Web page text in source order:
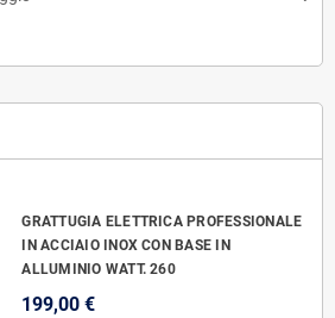
GRATTUGIA ELETTRICA PROFESSIONALE
IN ACCIAIO INOX CON BASE IN
ALLUMINIO WATT. 260
199,00 €